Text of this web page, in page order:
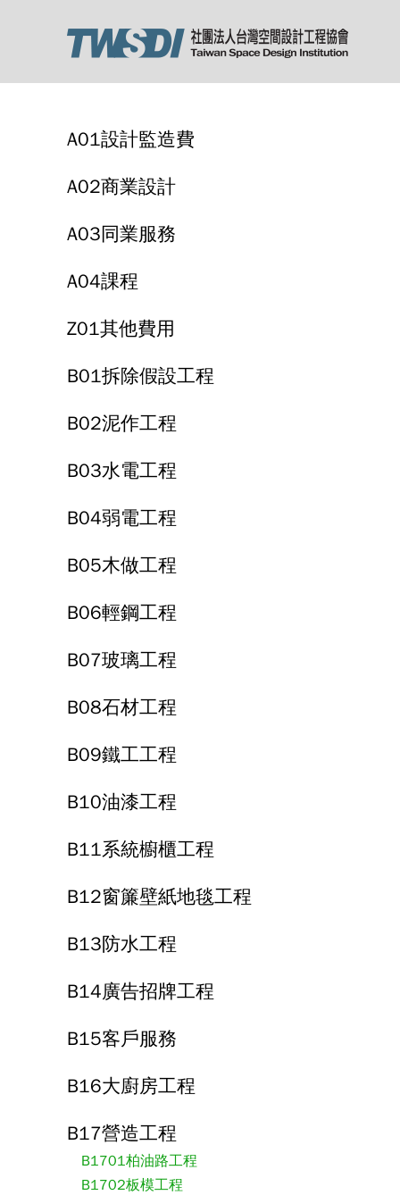
A01設計監造費
A02商業設計
A03同業服務
A04課程
Z01其他費用
B01拆除假設工程
B02泥作工程
B03水電工程
B04弱電工程
B05木做工程
B06輕鋼工程
B07玻璃工程
B08石材工程
B09鐵工工程
B10油漆工程
B11系統櫥櫃工程
B12窗簾壁紙地毯工程
B13防水工程
B14廣告招牌工程
B15客戶服務
B16大廚房工程
B17營造工程
B1701柏油路工程
B1702板模工程